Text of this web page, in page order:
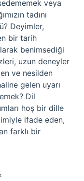
veya
tadını
Deyimler,
bir tarih
benimsediği
uzun deneyler
ve nesilden
gelen uyarı
Dil
hoş bir dille
ifade eden,
farklı bir